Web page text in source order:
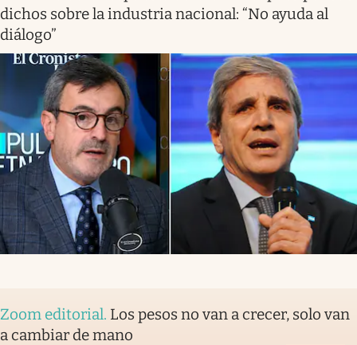
dichos sobre la industria nacional: “No ayuda al
diálogo”
Zoom editorial. Los pesos no van a crecer, solo van
a cambiar de mano